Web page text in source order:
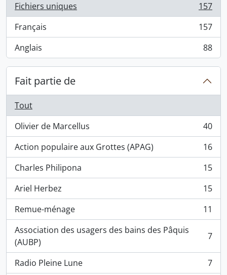
Fichiers uniques
, 157 résultats
157
Français
, 157 résultats
157
Anglais
, 88 résultats 88
Fait partie de
Tout
Olivier de Marcellus
, 40 résultats
40
Action populaire aux Grottes (APAG)
, 16 résultats
16
Charles Philipona
, 15 résultats
15
Ariel Herbez
, 15 résultats
15
Remue-ménage
, 11 résultats
11
Association des usagers des bains des Pâquis
(AUBP)
, 7 résultats 7
Radio Pleine Lune
, 7 résultats
7